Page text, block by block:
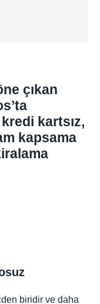
çıkan
kartsız,
kapsama
biridir ve daha